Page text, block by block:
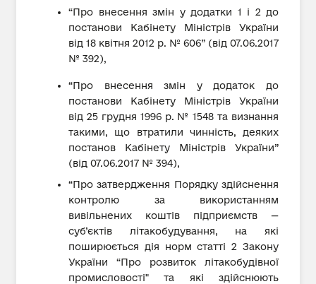
“Про внесення змін у додатки 1 і 2 до
постанови Кабінету Міністрів України
від 18 квітня 2012 p. № 606” (від 07.06.2017
№ 392),
“Про внесення змін у додаток до
постанови Кабінету Міністрів України
від 25 грудня 1996 p. № 1548 та визнання
такими, що втратили чинність, деяких
постанов Кабінету Міністрів України”
(від 07.06.2017 № 394),
“Про затвердження Порядку здійснення
контролю за використанням
вивільнених коштів підприємств —
суб’єктів літакобудування, на які
поширюється дія норм статті 2 Закону
України “Про розвиток літакобудівної
промисловості" та які здійснюють